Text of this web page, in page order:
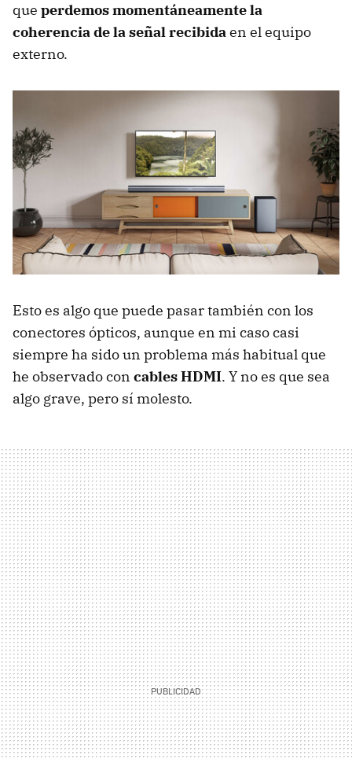
que perdemos momentáneamente la
coherencia de la señal recibidaen el equipo
externo.
Esto es algo que puede pasar también con los
conectores ópticos, aunque en mi caso casi
siempre ha sido un problema más habitual que
he observado con cables HDMI. Y no es que sea
algo grave, pero sí molesto.